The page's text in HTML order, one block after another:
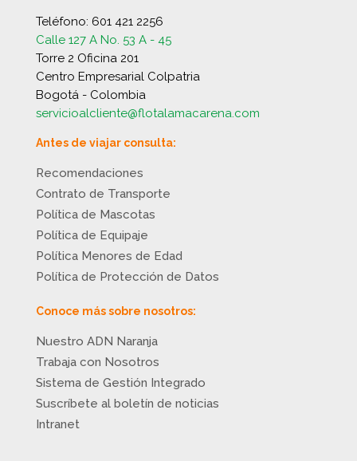
Teléfono: 601 421 2256
Calle 127 A No. 53 A - 45
Torre 2 Oficina 201
Centro Empresarial Colpatria
Bogotá - Colombia
servicioalcliente@flotalamacarena.com
Antes de viajar consulta:
Recomendaciones
Contrato de Transporte
Política de Mascotas
Política de Equipaje
Política Menores de Edad
Política de Protección de Datos
Conoce más sobre nosotros:
Nuestro ADN Naranja
Trabaja con Nosotros
Sistema de Gestión Integrado
Suscríbete al boletín de noticias
Intranet